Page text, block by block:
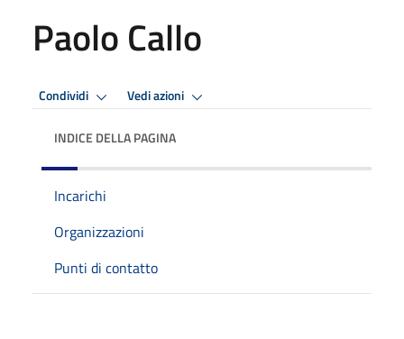
Paolo Callo
Condividi Vedi azioni
INDICE DELLA PAGINA
Incarichi
Organizzazioni
Punti di contatto